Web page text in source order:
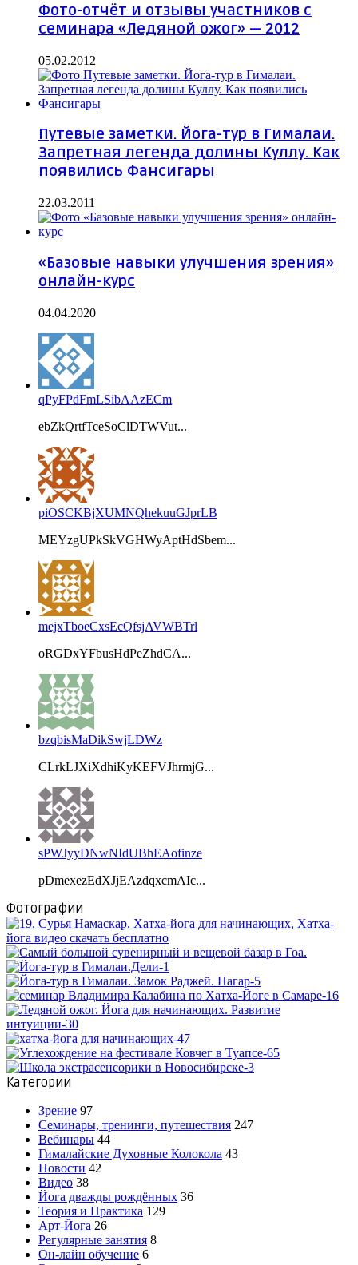
Фото-отчёт и отзывы участников с
семинара «Ледяной ожог» — 2012
05.02.2012
Путевые заметки. Йога-тур в Гималаи.
Запретная легенда долины Куллу. Как
появились Фансигары
22.03.2011
«Базовые навыки улучшения зрения»
онлайн-курс
04.04.2020
qPyFPdFmLSibAAzECm
ebZkQrtfTceSoClDTWVut...
piOSCKBjXUMNQhekuuGJprLB
MEYzgUPkSkVGHWyAptHdSbem...
mejxTboeCxsEcQfsjAVWBTrl
oRGDxYFbusHdPeZhdCA...
bzqbisMaDikSwjLDWz
CLrkLJXiXdhiKyKEFVJhrmjG...
sPWJyyDNwNIdUBhEAofinze
pDmexezEdXJjEAzdqxcmAIc...
Фотографии
Категории
Зрение 97
Семинары, тренинги, путешествия 247
Вебинары 44
Гималайские Духовные Колокола 43
Новости 42
Видео 38
Йога дважды рождённых 36
Теория и Практика 129
Арт-Йога 26
Регулярные занятия 8
Он-лайн обучение 6